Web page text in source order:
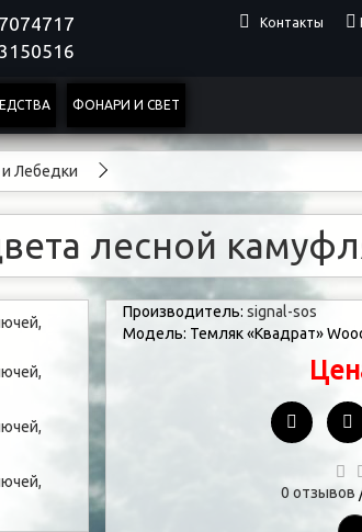
Контакты
ФОНАРИ И СВЕТ
Лебедки
лесной
Производитель: signal-sos
Модель: Темляк «Квадрат»
0 отзывов